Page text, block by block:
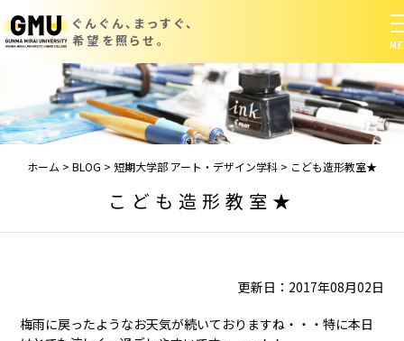
ぐんぐん、まっすぐ、
希望を照らせ。
ホーム > BLOG > 短期大学部 アート・デザイン学科 > こども造形教室★
こども造形教室★
更新日：2017年08月02日
梅雨に戻ったようなお天気が続いておりますね・・・特に本日